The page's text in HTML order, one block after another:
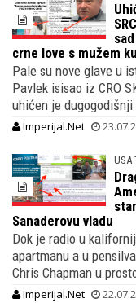
crne love s mužem
Pale su nove glave u
Pavlek isisao iz CRO
uhićen je
Imperijal.Net
USA
Sanaderovu vladu
Dok je radio u
apartmanu a u
Chris Chapman u
Imperijal.Net